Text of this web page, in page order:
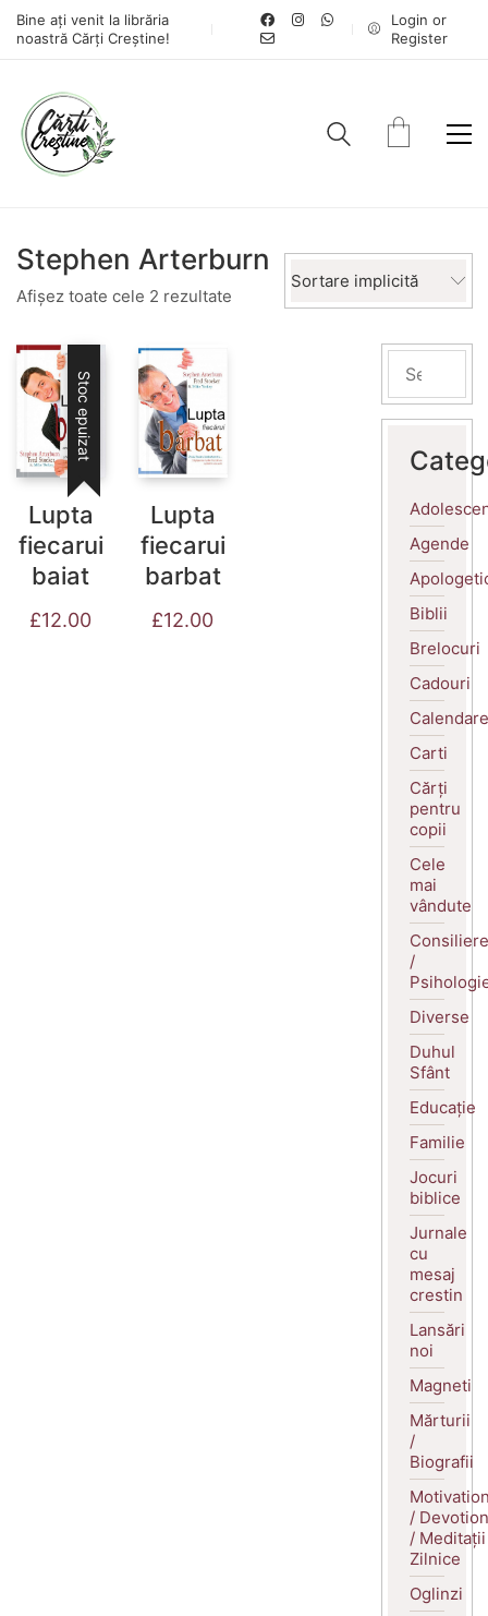
Bine ați venit la librăria
noastră Cărți Creștine!
Login or
Register
Stephen Arterburn
Afișez toate cele 2 rezultate
Sortare implicită
Stoc epuizat
Lupta
fiecarui
baiat
£12.00
Lupta
fiecarui
barbat
£12.00
Agende
Biblii
Brelocuri
Cadouri
Calendare
Carti
Cărți
pentru
copii
Cele
mai
vândute
Consiliere
/
Diverse
Duhul
Sfânt
Educație
Familie
Jocuri
biblice
Jurnale
cu
mesaj
crestin
Lansări
noi
Magneti
Mărturii
/
Biografii
/
/ Meditații
Zilnice
Oglinzi